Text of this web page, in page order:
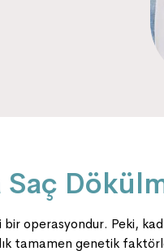
Saç
operasyondur. Peki,
tamamen genetik